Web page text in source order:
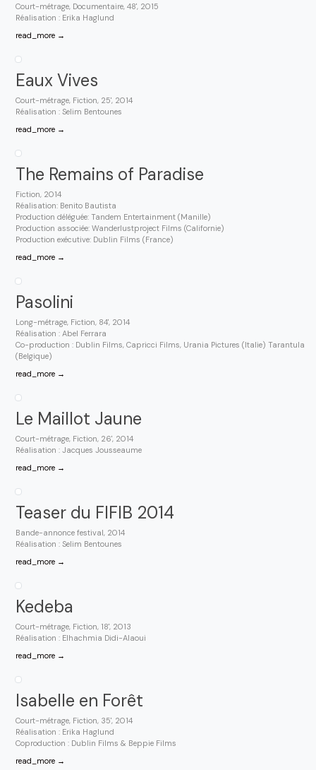
Court-métrage, Documentaire, 48', 2015
Réalisation : Erika Haglund
read_more →
Eaux Vives
Court-métrage, Fiction, 25', 2014
Réalisation : Selim Bentounes
read_more →
The Remains of Paradise
Fiction, 2014
Réalisation: Benito Bautista
Production déléguée: Tandem Entertainment (Manille)
Production associée: Wanderlustproject Films (Californie)
Production exécutive: Dublin Films (France)
read_more →
Pasolini
Long-métrage, Fiction, 84', 2014
Réalisation : Abel Ferrara
Co-production : Dublin Films, Capricci Films, Urania Pictures (Italie) Tarantula
(Belgique)
read_more →
Le Maillot Jaune
Court-métrage, Fiction, 26', 2014
Réalisation : Jacques Jousseaume
read_more →
Teaser du FIFIB 2014
Bande-annonce festival, 2014
Réalisation : Selim Bentounes
read_more →
Kedeba
Court-métrage, Fiction, 18', 2013
Réalisation : Elhachmia Didi-Alaoui
read_more →
Isabelle en Forêt
Court-métrage, Fiction, 35', 2014
Réalisation : Erika Haglund
Coproduction : Dublin Films & Beppie Films
read_more →